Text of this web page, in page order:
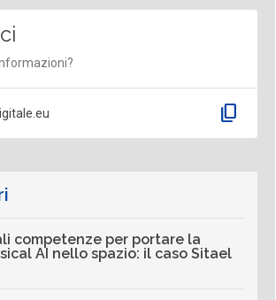
content_copy
competenze per portare la
AI nello spazio: il caso Sitael